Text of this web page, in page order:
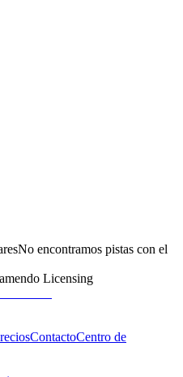
No encontramos pistas con el
Licensing
ContactoCentro de